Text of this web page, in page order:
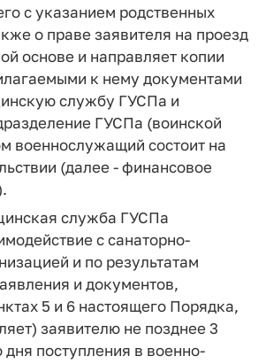
с указанием родственных
о праве заявителя на проезд
основе и направляет копии
к нему документами
службу ГУСПа и
ГУСПа (воинской
военнослужащий состоит на
(далее - финансовое
служба ГУСПа
с санаторно-
и по результатам
и документов,
5 и 6 настоящего Порядка,
заявителю не позднее 3
дня поступления в военно-